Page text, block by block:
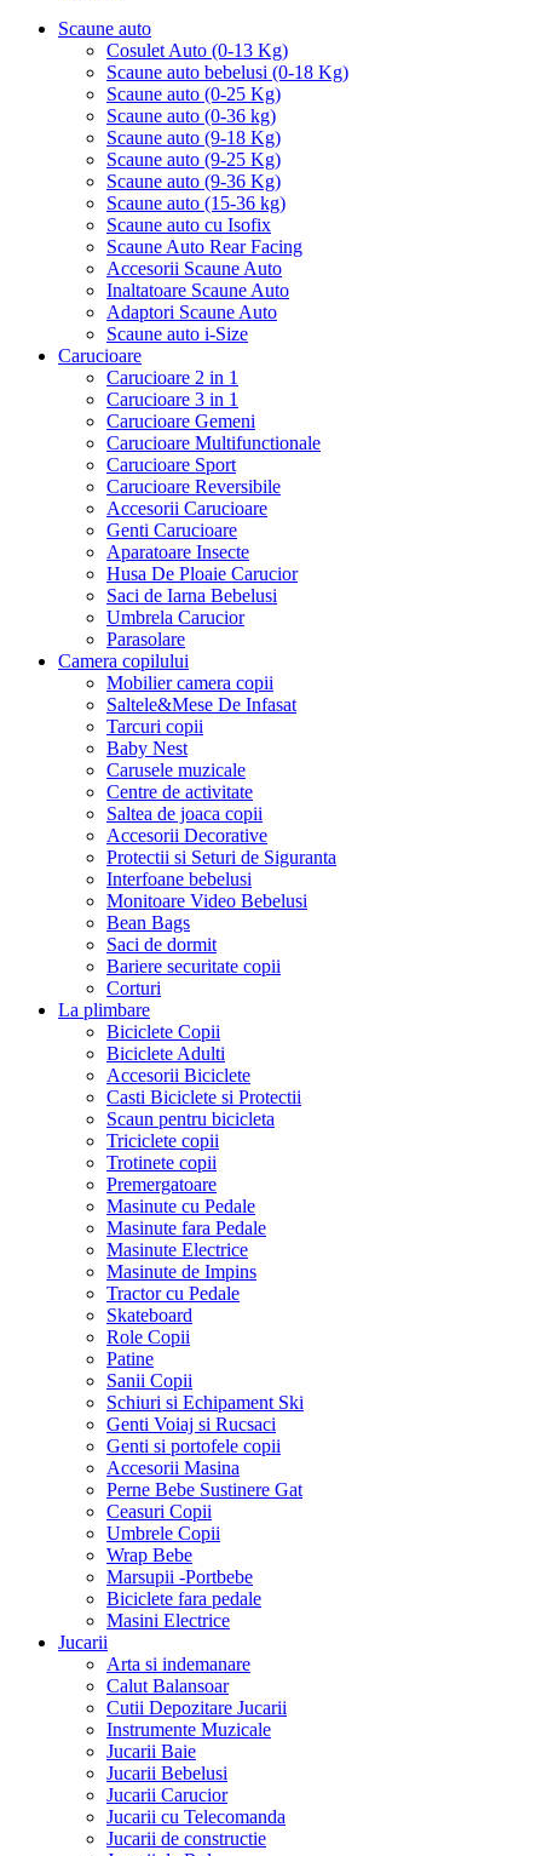
Scaune auto
Cosulet Auto (0-13 Kg)
Scaune auto bebelusi (0-18 Kg)
Scaune auto (0-25 Kg)
Scaune auto (0-36 kg)
Scaune auto (9-18 Kg)
Scaune auto (9-25 Kg)
Scaune auto (9-36 Kg)
Scaune auto (15-36 kg)
Scaune auto cu Isofix
Scaune Auto Rear Facing
Accesorii Scaune Auto
Inaltatoare Scaune Auto
Adaptori Scaune Auto
Scaune auto i-Size
Carucioare
Carucioare 2 in 1
Carucioare 3 in 1
Carucioare Gemeni
Carucioare Multifunctionale
Carucioare Sport
Carucioare Reversibile
Accesorii Carucioare
Genti Carucioare
Aparatoare Insecte
Husa De Ploaie Carucior
Saci de Iarna Bebelusi
Umbrela Carucior
Parasolare
Camera copilului
Mobilier camera copii
Saltele&Mese De Infasat
Tarcuri copii
Baby Nest
Carusele muzicale
Centre de activitate
Saltea de joaca copii
Accesorii Decorative
Protectii si Seturi de Siguranta
Interfoane bebelusi
Monitoare Video Bebelusi
Bean Bags
Saci de dormit
Bariere securitate copii
Corturi
La plimbare
Biciclete Copii
Biciclete Adulti
Accesorii Biciclete
Casti Biciclete si Protectii
Scaun pentru bicicleta
Triciclete copii
Trotinete copii
Premergatoare
Masinute cu Pedale
Masinute fara Pedale
Masinute Electrice
Masinute de Impins
Tractor cu Pedale
Skateboard
Role Copii
Patine
Sanii Copii
Schiuri si Echipament Ski
Genti Voiaj si Rucsaci
Genti si portofele copii
Accesorii Masina
Perne Bebe Sustinere Gat
Ceasuri Copii
Umbrele Copii
Wrap Bebe
Marsupii -Portbebe
Biciclete fara pedale
Masini Electrice
Jucarii
Arta si indemanare
Calut Balansoar
Cutii Depozitare Jucarii
Instrumente Muzicale
Jucarii Baie
Jucarii Bebelusi
Jucarii Carucior
Jucarii cu Telecomanda
Jucarii de constructie